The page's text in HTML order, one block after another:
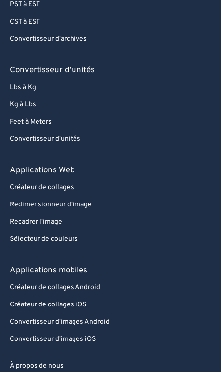
PST à EST
CST à EST
Convertisseur d'archives
Convertisseur d'unités
Lbs à Kg
Kg à Lbs
Feet à Meters
Convertisseur d'unités
Applications Web
Créateur de collages
Redimensionneur d'image
Recadrer l'image
Sélecteur de couleurs
Applications mobiles
Créateur de collages Android
Créateur de collages iOS
Convertisseur d'images Android
Convertisseur d'images iOS
À propos de nous